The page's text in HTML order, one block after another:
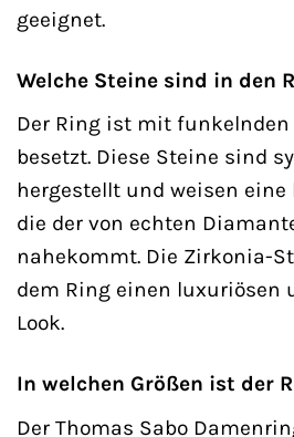
geeignet.
Welche Steine sind in den
Der Ring ist mit
besetzt. Diese Steine sind
hergestellt und weisen
die der von echten
nahekommt. Die Zirkonia-
dem Ring einen luxuriösen
Look.
In welchen Größen ist der
Der Thomas Sabo